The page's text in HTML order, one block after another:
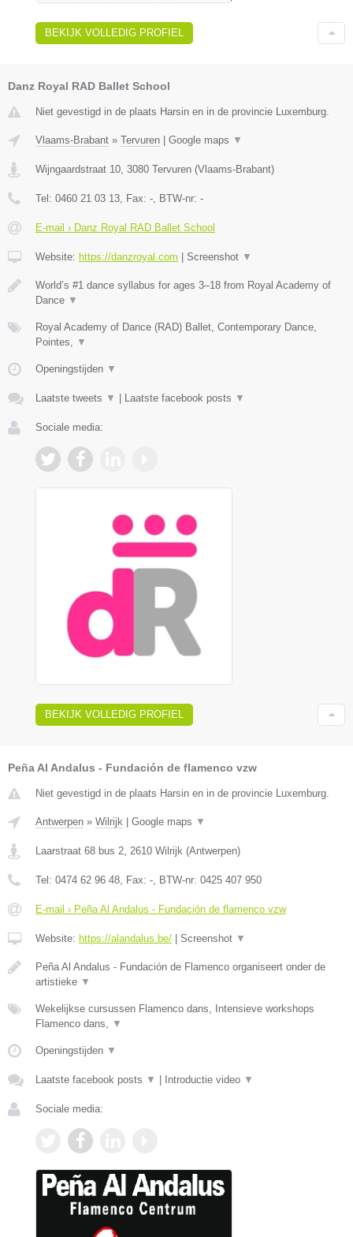
BEKIJK VOLLEDIG PROFIEL
Danz Royal RAD Ballet School
Niet gevestigd in de plaats Harsin en in de provincie Luxemburg.
Vlaams-Brabant » Tervuren | Google maps ▼
Wijngaardstraat 10 3080 Tervuren (Vlaams-Brabant)
Tel: 0460 21 03 13 , Fax: - , BTW-nr: -
E-mail › Danz Royal RAD Ballet School
Website: https://danzroyal.com | Screenshot ▼
World’s #1 dance syllabus for ages 3–18 from Royal Academy of
Dance ▼
Royal Academy of Dance (RAD) Ballet, Contemporary Dance,
Pointes,
▼
Openingstijden ▼
Laatste tweets ▼ | Laatste facebook posts ▼
Sociale media:
BEKIJK VOLLEDIG PROFIEL
Peña Al Andalus - Fundación de flamenco vzw
Niet gevestigd in de plaats Harsin en in de provincie Luxemburg.
Antwerpen » Wilrijk | Google maps ▼
Laarstraat 68 bus 2 2610 Wilrijk (Antwerpen)
Tel: 0474 62 96 48 , Fax: - , BTW-nr: 0425 407 950
E-mail › Peña Al Andalus - Fundación de flamenco vzw
Website: https://alandalus.be/ | Screenshot ▼
Peña Al Andalus - Fundación de Flamenco organiseert onder de
artistieke ▼
Wekelijkse cursussen Flamenco dans, Intensieve workshops
Flamenco dans,
▼
Openingstijden ▼
Laatste facebook posts ▼ | Introductie video ▼
Sociale media: